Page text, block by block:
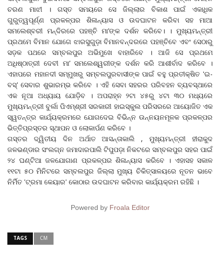
ଚରଣ ମାଝୀ । ଗସ୍ତ ସମୟରେ ସେ ଜିଲ୍ଲାର ବିକାଶ ପାଇଁ ଏକାଧିକ
ଗୁରୁତ୍ୱପୂର୍ଣ୍ଣ ପ୍ରକଳ୍ପର ଶିଳାନ୍ୟାସ ଓ ଉଦଘାଟନ କରିବା ସହ ମାଆ
ସମଲେଶ୍ବରୀ ମନ୍ଦିରରେ ପହଞ୍ଚି ମା’ଙ୍କ ଦର୍ଶନ କରିବେ। । ମୁଖ୍ୟମନ୍ତ୍ରୀ
ପ୍ରଥମେ ବିମାନ ଯୋଗେ ଝାରସୁଗୁଡ଼ା ବିମାନବନ୍ଦରରେ ପହଞ୍ଚିବେ ଏବଂ ସେଠାରୁ
ସଡ଼କ ପଥରେ ସମ୍ବଲପୁର ଅଭିମୁଖେ ବାହାରିବେ । ଆଜି ସେ ପ୍ରଥମେ
ଅଧିଷ୍ଠାତ୍ରୀ ଦେବୀ ମା’ ସମଲେଶ୍ୱରୀଙ୍କ ଦର୍ଶନ କରି ଆଶୀର୍ବାଦ କରିବେ ।
ଏହାପରେ ମହାନଦୀ ସମ୍ମୁଖରୁ ସମ୍ବଲପୁରବାସୀଙ୍କ ପାଇଁ ବହୁ ପ୍ରତୀକ୍ଷିତ 'ଇ-
ବସ୍' ସେବାର ଶୁଭାରମ୍ଭ କରିବେ । ଏହି ସେବା ସହରର ପରିବହନ ବ୍ୟବସ୍ଥାରେ
ଏକ ନୂଆ ଅଧ୍ୟାୟ ଯୋଡ଼ିବ । ଅପରାହ୍ନ ୨ଟା ୪୫ରୁ ୪ଟା ୩୦ ମଧ୍ୟରେ
ମୁଖ୍ୟମନ୍ତ୍ରୀ ବୁର୍ଲା ପିଏମ୍‌ଶ୍ରୀ ସରକାରୀ ହାଇସ୍କୁଲ ପରିସରରେ ଆୟୋଜିତ ଏକ
ସ୍ୱତନ୍ତ୍ର କାର୍ଯ୍ୟକ୍ରମରେ ଯୋଗଦେଇ ବିଭିନ୍ନ ଉନ୍ନୟନମୂଳକ ପ୍ରକଳ୍ପର
ଭିତ୍ତିପ୍ରସ୍ତର ସ୍ଥାପନ ଓ ଲୋକାର୍ପଣ କରିବେ ।
ଗସ୍ତର ଦ୍ୱିତୀୟ ଦିନ ଅର୍ଥାତ ଆସନ୍ତାକାଲି , ମୁଖ୍ୟମନ୍ତ୍ରୀ ହୀରାକୁଦ
ଜଳଭଣ୍ଡାର ସଂଲଗ୍ନ ଜମାଦାରପାଲି ଟିପୁପଡ଼ା ନିକଟରେ ସମ୍ବଲପୁର ସହର ପାଇଁ
୨୪ ଘଣ୍ଟିଆ ଜଳଯୋଗାଣ ପ୍ରକଳ୍ପର ଶିଳାନ୍ୟାସ କରିବେ । ଏହାସହ ସକାଳ
୧୧ଟା ୫୦ ମିନିଟରେ ସମ୍ବଲପୁର ଜିଲ୍ଲା ମୁଖ୍ୟ ଚିକିତ୍ସାଳୟରେ ନୂତନ ଭାବେ
ନିର୍ମିତ 'ଟ୍ରମା କେୟାର' କୋଠାର ଉଦଘାଟନ କରିବାର କାର୍ଯ୍ୟକ୍ରମ ରହିଛି ।
Powered by Froala Editor
TAGS CM